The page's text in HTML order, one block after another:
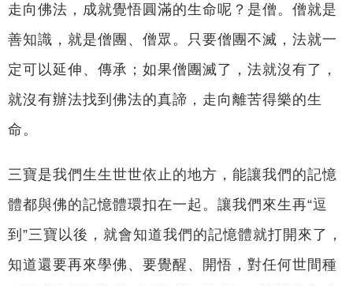
走向佛法，成就覺悟圓滿的生命呢？是僧。僧就是
善知識，就是僧團、僧眾。只要僧團不滅，法就一
定可以延伸、傳承；如果僧團滅了，法就沒有了，
就沒有辦法找到佛法的真諦，走向離苦得樂的生
命。
三寶是我們生生世世依止的地方，能讓我們的記憶
體都與佛的記憶體環扣在一起。讓我們來生再“逗
到”三寶以後，就會知道我們的記憶體就打開來了，
知道還要再來學佛、要覺醒、開悟，對任何世間種